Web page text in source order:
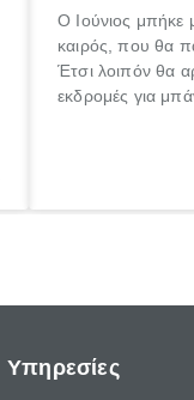
Ο Ιούνιος μπήκε
καιρός, που θα
Έτσι λοιπόν θα
εκδρομές για
Υπηρεσίες